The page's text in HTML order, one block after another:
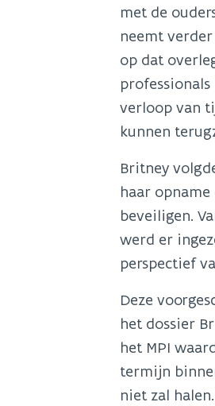
met de
neemt
op dat
verloop van
kunnen
Britney
haar
beveiligen.
werd er
perspectief
Deze
het dossier
het MPI
termijn
niet zal